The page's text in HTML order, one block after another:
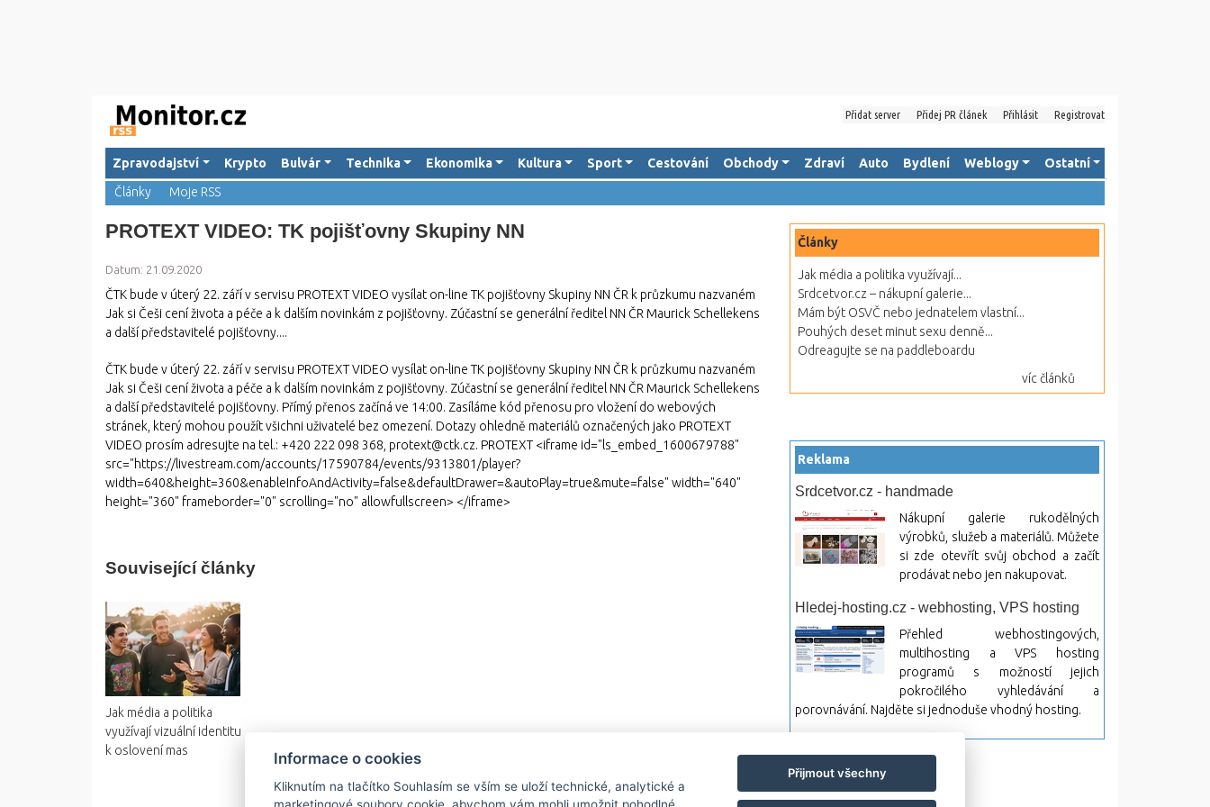
Přidat server Přidej PR článek Přihlásit Registrovat
Zpravodajství Krypto Bulvár Technika Ekonomika Kultura Sport Cestování Obchody Zdraví Auto Bydlení Weblogy
Ostatní
Články
Moje RSS
PROTEXT VIDEO: TK pojišťovny Skupiny NN
Datum: 21.09.2020
ČTK bude v úterý 22. září v servisu PROTEXT VIDEO vysílat on-line TK pojišťovny Skupiny NN ČR k průzkumu nazvaném
Jak si Češi cení života a péče a k dalším novinkám z pojišťovny. Zúčastní se generální ředitel NN ČR Maurick Schellekens
a další představitelé pojišťovny....
ČTK bude v úterý 22. září v servisu PROTEXT VIDEO vysílat on-line TK pojišťovny Skupiny NN ČR k průzkumu nazvaném
Jak si Češi cení života a péče a k dalším novinkám z pojišťovny. Zúčastní se generální ředitel NN ČR Maurick Schellekens
a další představitelé pojišťovny. Přímý přenos začíná ve 14:00. Zasíláme kód přenosu pro vložení do webových
stránek, který mohou použít všichni uživatelé bez omezení. Dotazy ohledně materiálů označených jako PROTEXT
VIDEO prosím adresujte na tel.: +420 222 098 368, protext@ctk.cz. PROTEXT <iframe id="ls_embed_1600679788"
src="https://livestream.com/accounts/17590784/events/9313801/player?
width=640&height=360&enableInfoAndActivity=false&defaultDrawer=&autoPlay=true&mute=false" width="640"
height="360" frameborder="0" scrolling="no" allowfullscreen> </iframe>
Související články
Jak média a politika
využívají vizuální identitu
k oslovení mas
Články
Jak média a politika využívají...
Srdcetvor.cz – nákupní galerie...
Mám být OSVČ nebo jednatelem vlastní...
Pouhých deset minut sexu denně...
Odreagujte se na paddleboardu
víc článků
Reklama
Srdcetvor.cz - handmade
Nákupní galerie rukodělných
výrobků, služeb a materiálů. Můžete
si zde otevřít svůj obchod a začít
prodávat nebo jen nakupovat.
Hledej-hosting.cz - webhosting, VPS hosting
Přehled webhostingových,
multihosting a VPS hosting
programů s možností jejich
pokročilého vyhledávání a
porovnávání. Najděte si jednoduše vhodný hosting.
Informace o cookies
Kliknutím na tlačítko Souhlasím se vším se uloží technické, analytické a
Přijmout všechny